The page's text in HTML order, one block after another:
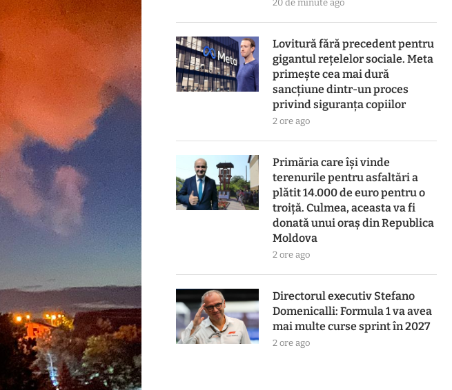
20 de minute ago
Lovitură fără precedent pentru
gigantul rețelelor sociale. Meta
primește cea mai dură
sancțiune dintr-un proces
privind siguranța copiilor
2 ore ago
Primăria care își vinde
terenurile pentru asfaltări a
plătit 14.000 de euro pentru o
troiță. Culmea, aceasta va fi
donată unui oraș din Republica
Moldova
2 ore ago
Directorul executiv Stefano
Domenicalli: Formula 1 va avea
mai multe curse sprint în 2027
2 ore ago